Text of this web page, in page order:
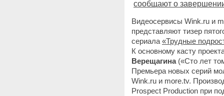
сообщают о
Видеосервисы Wink.ru и
представляют тизер
сериала «Трудные
К основному касту
Верещагина(«Сто лет
Премьера новых серий
Wink.ru и more.tv.
Prospect Production при